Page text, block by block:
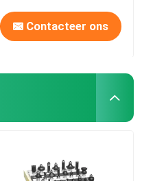
Contacteer ons